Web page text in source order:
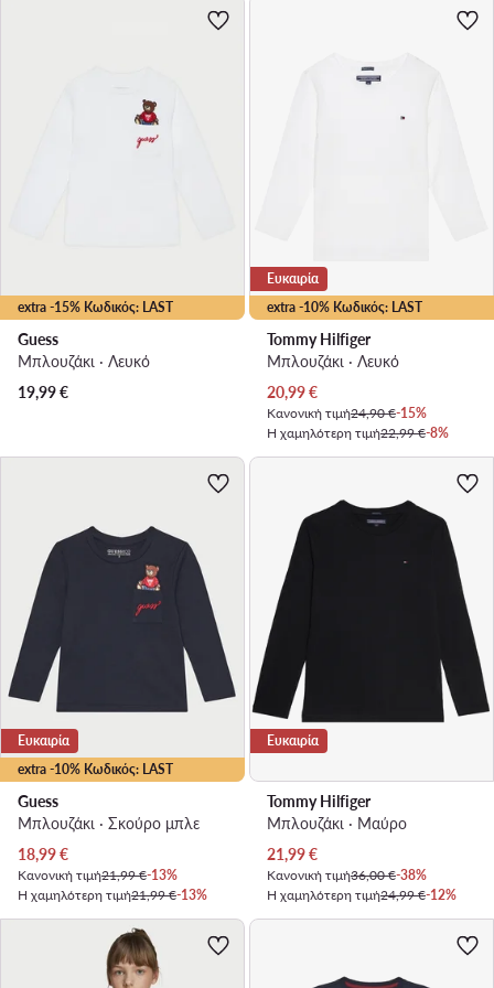
extra -15% Κωδικός: LAST
Guess
Μπλουζάκι · Λευκό
19,99€
extra -10% Κωδικός: LAST
Ευκαιρία
Tommy Hilfiger
Μπλουζάκι · Λευκό
Τρέχουσα τιμή
20,99€
Κανονική τιμή24,90 €-15%
Η χαμηλότερη τιμή22,99 €-8%
extra -10% Κωδικός: LAST
Ευκαιρία
Guess
Μπλουζάκι · Σκούρο μπλε
Τρέχουσα τιμή
18,99€
Κανονική τιμή21,99 €-13%
Η χαμηλότερη τιμή21,99 €-13%
Ευκαιρία
Tommy Hilfiger
Μπλουζάκι · Μαύρο
Τρέχουσα τιμή
21,99€
Κανονική τιμή36,00 €-38%
Η χαμηλότερη τιμή24,99 €-12%